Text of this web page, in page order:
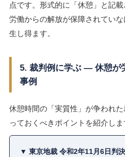
点です。形式的に「休憩」と記
労働からの解放が保障されてい
生し得ます。
5. 裁判例に学ぶ ― 休憩が
事例
休憩時間の「実質性」が争われ
っておくべきポイントを紹介しま
▼ 東京地裁 令和2年11月6日判